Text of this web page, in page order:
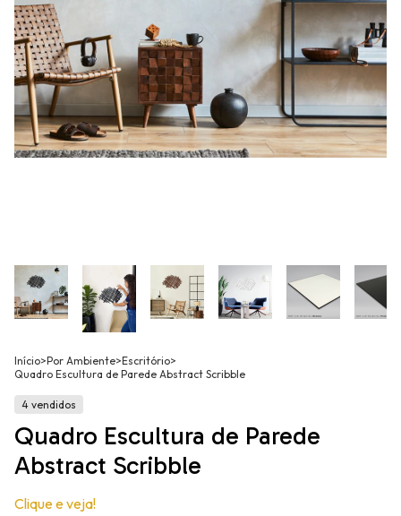
Início>Por Ambiente>Escritório>
Quadro Escultura de Parede Abstract Scribble
4 vendidos
Quadro Escultura de Parede
Abstract Scribble
Clique e veja!